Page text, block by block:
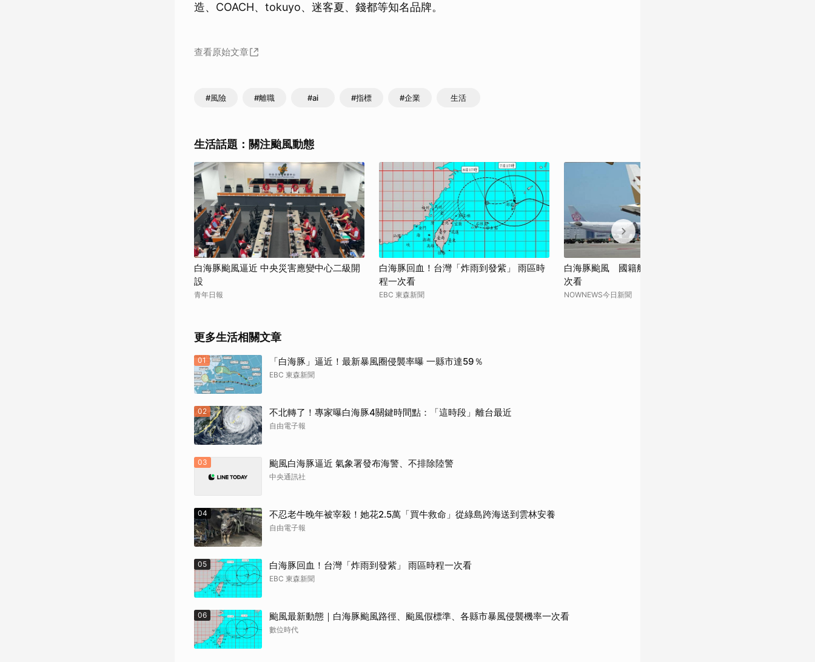
造、COACH、tokuyo、迷客夏、錢都等知名品牌。
查看原始文章
#風險 #離職 #ai #指標 #企業 生活
生活話題：關注颱風動態
白海豚颱風逼近 中央災害應變中心二級開
設
青年日報
白海豚回血！台灣「炸雨到發紫」 雨區時
程一次看
EBC 東森新聞
白海豚颱風 國籍航空明後天航班異動一
次看
NOWNEWS今日新聞
更多生活相關文章
01 「白海豚」逼近！最新暴風圈侵襲率曝 一縣市達59％
EBC 東森新聞
02 不北轉了！專家曝白海豚4關鍵時間點：「這時段」離台最近
自由電子報
03 颱風白海豚逼近 氣象署發布海警、不排除陸警
中央通訊社
04 不忍老牛晚年被宰殺！她花2.5萬「買牛救命」從綠島跨海送到雲林安養
自由電子報
05 白海豚回血！台灣「炸雨到發紫」 雨區時程一次看
EBC 東森新聞
06 颱風最新動態｜白海豚颱風路徑、颱風假標準、各縣市暴風侵襲機率一次看
數位時代